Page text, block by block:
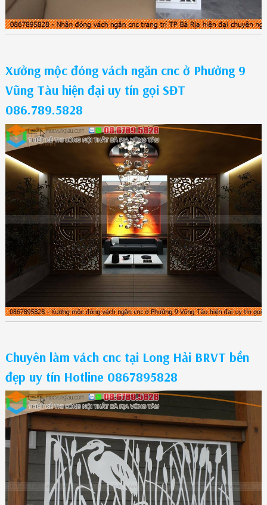
Xưởng mộc đóng vách ngăn cnc ở Phường 9
Vũng Tàu hiện đại uy tín gọi SĐT
086.789.5828
Chuyên làm vách cnc tại Long Hải BRVT bền
đẹp uy tín Hotline 0867895828